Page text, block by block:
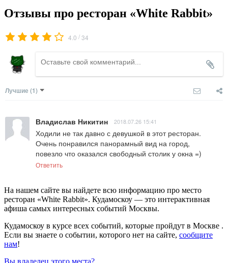
Отзывы про ресторан «White Rabbit»
4.0 /34
Лучшие (1)
Владислав Никитин 2018.07.26 15:41
Ходили не так давно с девушкой в этот ресторан.
Очень понравился панорамный вид на город,
повезло что оказался свободный столик у окна =)
Ответить
На нашем сайте вы найдете всю информацию про место
ресторан «White Rabbit». Кудамоскоу — это интерактивная
афиша самых интересных событий Москвы.
Кудамоскоу в курсе всех событий, которые пройдут в Москве .
Если вы знаете о событии, которого нет на сайте, сообщите
нам!
Вы владелец этого места?